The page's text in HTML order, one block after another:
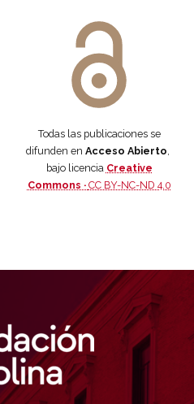
Todas las publicaciones se
difunden en Acceso Abierto,
bajo licencia Creative
Commons · CC BY-NC-ND 4.0